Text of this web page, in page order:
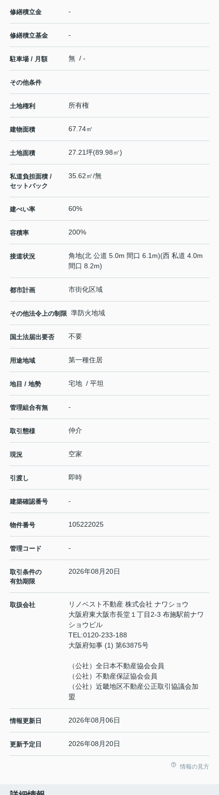
修繕積立金 -
修繕積立基金 -
駐車場 / 月額 無 / -
その他条件
土地権利 所有権
建物面積 67.74㎡
土地面積 27.21坪(89.98㎡)
私道負担面積 /
セットバック
35.62㎡/無
建ぺい率 60%
容積率 200%
接道状況
角地(北 公道 5.0m 間口 6.1m)(西 私道 4.0m
間口 8.2m)
都市計画 市街化区域
その他法令上の制限 準防火地域
国土法届出要否 不要
用途地域 第一種住居
地目 / 地勢 宅地 / 平坦
管理組合有無 -
取引態様 仲介
現況 空家
引渡し 即時
建築確認番号 -
物件番号 105222025
管理コード -
取引条件の
有効期限
2026年08月20日
取扱会社
リノベスト不動産 株式会社 ナワショウ
大阪府東大阪市長堂１丁目2-3 布施駅前ナワ
ショウビル
TEL:0120-233-188
大阪府知事 (1) 第63875号
（公社）全日本不動産協会会員
（公社）不動産保証協会会員
（公社）近畿地区不動産公正取引協議会加
盟
情報更新日 2026年08月06日
更新予定日 2026年08月20日
情報の見方